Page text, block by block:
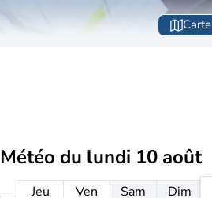
Carte
Météo du lundi 10 août
Jeu Ven Sam Dim